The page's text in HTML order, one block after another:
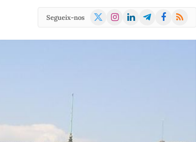
Segueix-nos
X
Instagram
LinkedInTelegramFacebook
RSS